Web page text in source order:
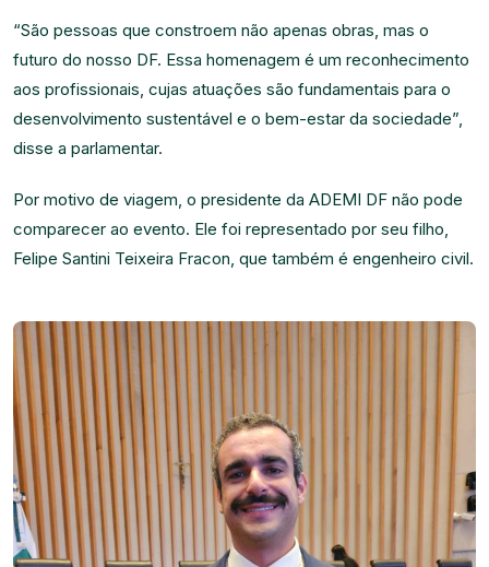
“São pessoas que constroem não apenas obras, mas o
futuro do nosso DF. Essa homenagem é um reconhecimento
aos profissionais, cujas atuações são fundamentais para o
desenvolvimento sustentável e o bem-estar da sociedade”,
disse a parlamentar.
Por motivo de viagem, o presidente da ADEMI DF não pode
comparecer ao evento. Ele foi representado por seu filho,
Felipe Santini Teixeira Fracon, que também é engenheiro civil.